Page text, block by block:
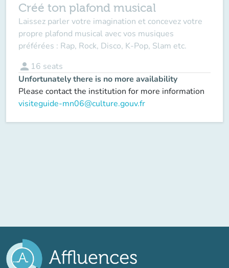
Créé ton plafond musical
Laissez parler votre imagination et concevez votre
propre plafond musical avec vos musiques
préférées : Rap, Rock, Disco, K-Pop, Slam etc.
person 16 seats
Unfortunately there is no more availability
Please contact the institution for more information
visiteguide-mn06@culture.gouv.fr